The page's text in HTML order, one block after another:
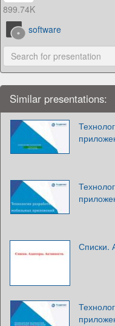
899.74K
software
Similar presentations:
Списки.